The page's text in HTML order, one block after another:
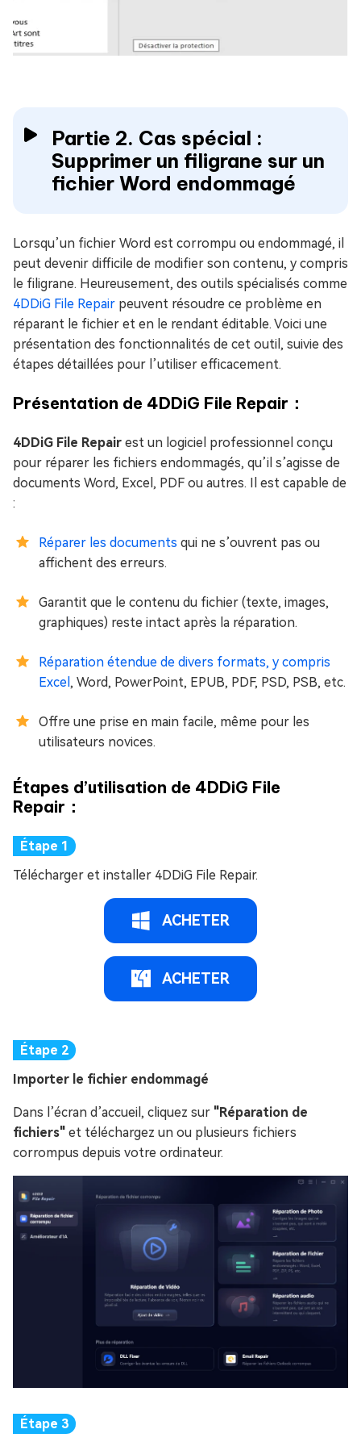
Partie 2. Cas spécial :
Supprimer un filigrane sur un
fichier Word endommagé
Lorsqu’un fichier Word est corrompu ou endommagé, il
peut devenir difficile de modifier son contenu, y compris
le filigrane. Heureusement, des outils spécialisés comme
4DDiG File Repair peuvent résoudre ce problème en
réparant le fichier et en le rendant éditable. Voici une
présentation des fonctionnalités de cet outil, suivie des
étapes détaillées pour l’utiliser efficacement.
Présentation de 4DDiG File Repair：
4DDiG File Repair est un logiciel professionnel conçu
pour réparer les fichiers endommagés, qu’il s’agisse de
documents Word, Excel, PDF ou autres. Il est capable de
:
Réparer les documents qui ne s’ouvrent pas ou
affichent des erreurs.
Garantit que le contenu du fichier (texte, images,
graphiques) reste intact après la réparation.
Réparation étendue de divers formats, y compris
Excel , Word, PowerPoint, EPUB, PDF, PSD, PSB, etc.
Offre une prise en main facile, même pour les
utilisateurs novices.
Étapes d’utilisation de 4DDiG File
Repair：
Télécharger et installer 4DDiG File Repair.
ACHETER
ACHETER
Importer le fichier endommagé
Dans l’écran d’accueil, cliquez sur "Réparation de
fichiers" et téléchargez un ou plusieurs fichiers
corrompus depuis votre ordinateur.